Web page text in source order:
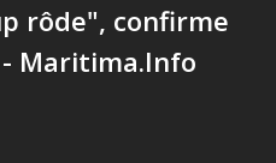
rôde", confirme
Maritima.Info